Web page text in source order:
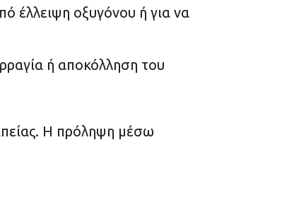
έλλειψη οξυγόνου ή για να
ή αποκόλληση του
Η πρόληψη μέσω